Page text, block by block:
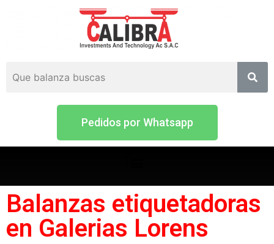
Pedidos por Whatsapp
Balanzas etiquetadoras
en Galerias Lorens